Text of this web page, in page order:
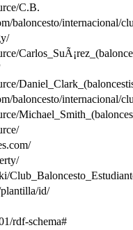
C.B.
baloncesto/internacional/
baloncesto/internacional/
id/
rdf-schema#